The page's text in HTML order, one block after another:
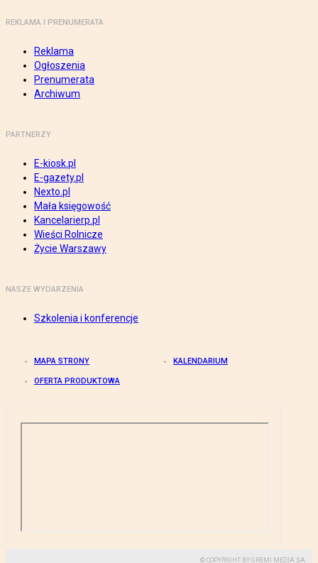
REKLAMA I PRENUMERATA
Reklama
Ogłoszenia
Prenumerata
Archiwum
PARTNERZY
E-kiosk.pl
E-gazety.pl
Nexto.pl
Mała księgowość
Kancelarierp.pl
Wieści Rolnicze
Życie Warszawy
NASZE WYDARZENIA
Szkolenia i konferencje
MAPA STRONY KALENDARIUM
OFERTA PRODUKTOWA
© COPYRIGHT BY GREMI MEDIA SA